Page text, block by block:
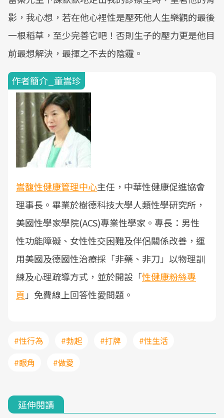
影，我心想，若在他心裡性是壓死他人生樂觀的最後
一根稻草，至少完善它吧！否則生子的壓力更是他目
前最想解決，最揮之不去的陰霾。
作者簡介_童嵩珍
嵩馥性健康管理中心主任，中華性健康促進協會
理事長。畢業於樹德科技大學人類性學研究所，
美國性學家學院(ACS)專業性學家。專長：男性
性功能障礙、女性性交困難及伴侶關係改善，運
用美國及德國性治療採「非藥、非刀」以物理訓
練及心理疏導方式，並於開設「性健康粉絲專
頁 」免費線上回答性愛問題。
#性行為 #勃起 #打牌
#性生活
#眼角
#做愛
延伸閱讀